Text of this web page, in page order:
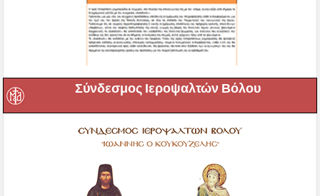
Σύνδεσμος Ιεροψαλτών Βόλου